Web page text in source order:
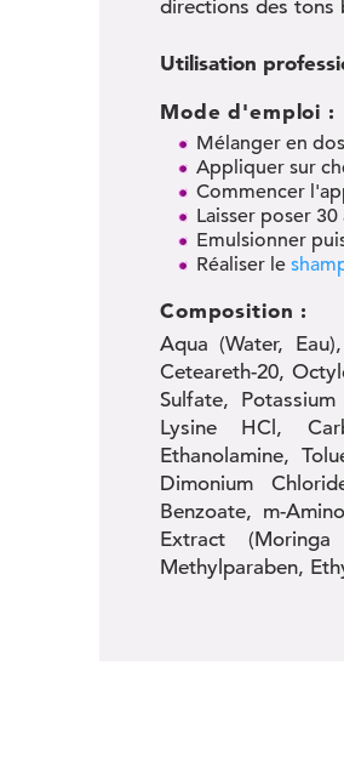
directions des tons
Utilisation
Mode d'emploi :
Mélanger en
Appliquer sur
Commencer
Laisser poser 30
Emulsionner
Réaliser le
Composition :
Aqua (Water,
Ceteareth-20,
Sulfate,
Lysine HCl,
Ethanolamine,
Dimonium
Benzoate, m-
Extract
Methylparaben,